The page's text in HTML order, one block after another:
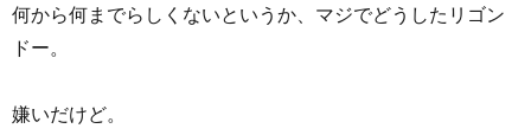
何から何までらしくないというか、マジでどうしたリゴン
ドー。
嫌いだけど。